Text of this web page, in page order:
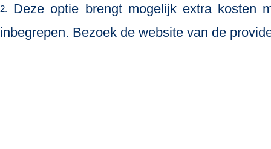
2.
Deze optie brengt mogelijk extra kosten
inbegrepen. Bezoek de website van de